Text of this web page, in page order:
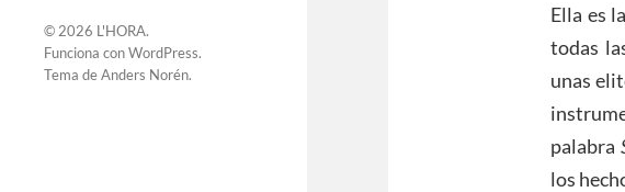
© 2026 L'HORA.
Funciona conWordPress.
Tema deAnders Norén.
Ella es
todas
unas
palabra
los